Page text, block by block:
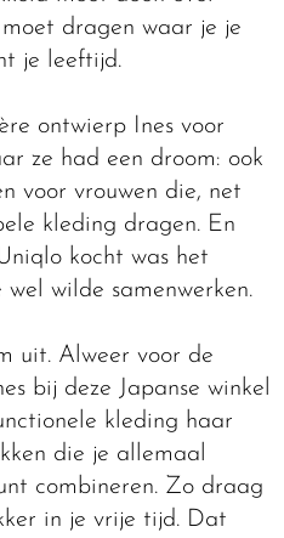
dragen waar je je
je leeftijd.
ontwierp Ines voor
ze had een droom: ook
voor vrouwen die, net
kleding dragen. En
kocht was het
wilde samenwerken.
uit. Alweer voor de
bij deze Japanse winkel
kleding haar
die je allemaal
combineren. Zo draag
in je vrije tijd. Dat